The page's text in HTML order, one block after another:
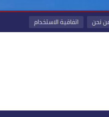
نحن اتفاقية الاستخدام